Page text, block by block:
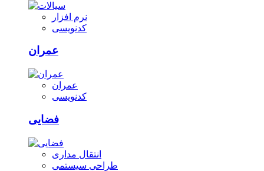
نرم افزار
کدنویسی
عمران
عمران
کدنویسی
فضایی
انتقال مداری
طراحی سیستمی